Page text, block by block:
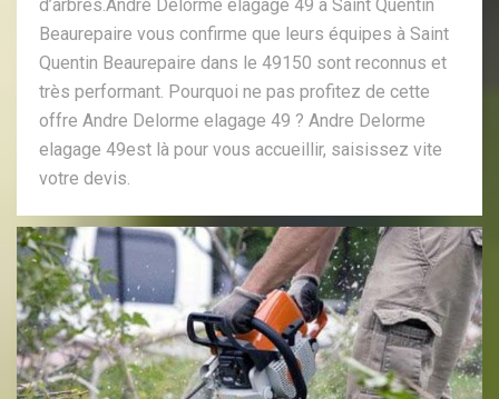
d’arbres.Andre Delorme elagage 49 à Saint Quentin
Beaurepaire vous confirme que leurs équipes à Saint
Quentin Beaurepaire dans le 49150 sont reconnus et
très performant. Pourquoi ne pas profitez de cette
offre Andre Delorme elagage 49 ? Andre Delorme
elagage 49est là pour vous accueillir, saisissez vite
votre devis.